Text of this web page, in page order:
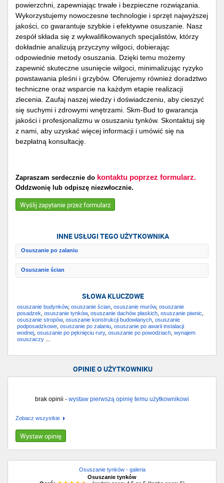
powierzchni, zapewniając trwałe i bezpieczne rozwiązania.
Wykorzystujemy nowoczesne technologie i sprzęt najwyższej
jakości, co gwarantuje szybkie i efektywne osuszanie. Nasz
zespół składa się z wykwalifikowanych specjalistów, którzy
dokładnie analizują przyczyny wilgoci, dobierając
odpowiednie metody osuszania. Dzięki temu możemy
zapewnić skuteczne usunięcie wilgoci, minimalizując ryzyko
powstawania pleśni i grzybów. Oferujemy również doradztwo
techniczne oraz wsparcie na każdym etapie realizacji
zlecenia. Zaufaj naszej wiedzy i doświadczeniu, aby cieszyć
się suchymi i zdrowymi wnętrzami. Skm-Bud to gwarancja
jakości i profesjonalizmu w osuszaniu tynków. Skontaktuj się
z nami, aby uzyskać więcej informacji i umówić się na
bezpłatną konsultację.
Zapraszam serdecznie do kontaktu poprzez formularz.
Oddzwonię lub odpiszę niezwłocznie.
Wyślij zapytanie przez formularz
INNE USŁUGI TEGO UŻYTKOWNIKA
Osuszanie po zalaniu
Osuszanie ścian
SŁOWA KLUCZOWE
osuszanie budynków, osuszanie ścian osuszanie murów, osuszanie
posadzek osuszanie tynków, osuszanie dachów płaskich osuszanie piwnic
osuszanie stropów, osuszanie konstrukcji budowlanych osuszanie
podposadzkowe osuszanie po zalaniu osuszanie po awarii instalacji
wodnej osuszanie po pęknięciu rury, osuszanie po powodziach wynajem
osuszaczy
OPINIE O UŻYTKOWNIKU
brak opinii - wystaw pierwszą opinię temu użytkownikowi
Zobacz wszystkie
Wystaw opinię
Osuszanie tynków - galeria
Osuszanie tynków